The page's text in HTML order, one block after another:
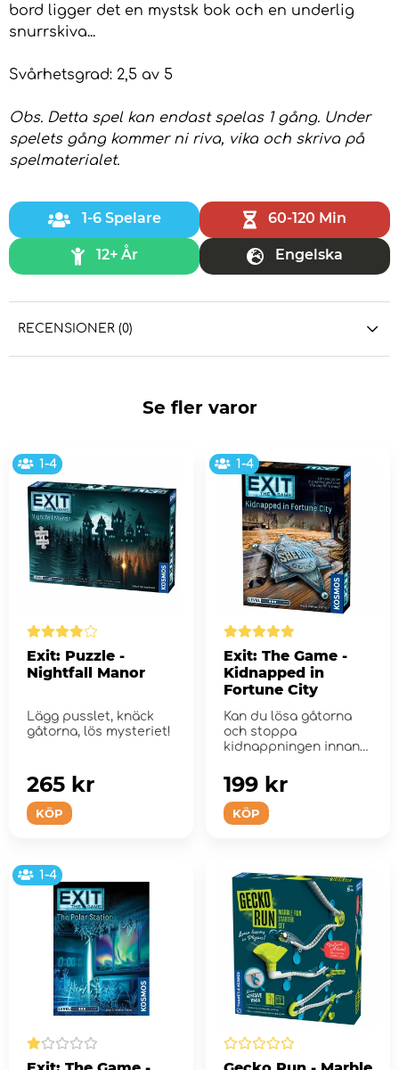
bord ligger det en mystsk bok och en underlig
snurrskiva...
Svårhetsgrad: 2,5 av 5
Obs. Detta spel kan endast spelas 1 gång. Under
spelets gång kommer ni riva, vika och skriva på
spelmaterialet.
1-6 Spelare 60-120 Min
12+ År Engelska
RECENSIONER (0)
Se fler varor
1-4
Exit: Puzzle -
Nightfall Manor
Lägg pusslet, knäck
gåtorna, lös mysteriet!
KÖP
265 kr
1-4
Exit: The Game -
Kidnapped in
Fortune City
Kan du lösa gåtorna
och stoppa
kidnappningen innan
KÖP
199 kr
1-4